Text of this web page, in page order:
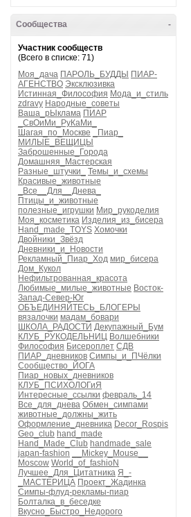
-
Сообщества
Участник сообществ
(Всего в списке: 71)
Моя_дача ПАРОЛЬ_БУДДЫ ПИАР-
АГЕНСТВО Эксклюзивка
Истинная_Философия Мода_и_стиль
zdravy Народные_советы
Ваша_рЫклама ПИАР
_СвОиМи_РуКаМи_
Шагая_по_Москве
_Пиар_
МИЛЫЕ_ВЕЩИЦЫ
Заброшенные_Города
Домашняя_Мастерская
Разные_штучки_
Темы_и_схемы
Красивые_животные
_Все__Для__Днева_
Птицы_и_животные
полезные_игрушки Мир_рукоделия
Моя_косметика Изделия_из_бисера
Hand_made_TOYS Хомочки
Двойники_Звёзд
Дневники_и_Новости
Рекламный_Пиар_Ход мир_бисера
Дом_Кукол
Нефильтрованная_красота
Любимые_милые_животные Восток-
Запад-Север-Юг
ОБЪЕДИНЯЙТЕСЬ_БЛОГЕРЫ
вязалочки мадам_бовари
ШКОЛА_РАДОСТИ Декупажный_Бум
КЛУБ_РУКОДЕЛЬНИЦ Волшебники
Философия Бисероплет СДВ
ПИАР_дневников Симпы_и_ПЧёлки
Сообщество_ЙОГА
Пиар_новых_дневников
КЛУБ_ПСИХОЛОГиЯ
Интересные_ссылки февраль_14
Все_для_днева Обмен_симпами
животные_должны_жить
Оформление_дневника Decor_Rospis
Geo_club hand_made
Hand_Made_Club handmade_sale
japan-fashion
__Mickey_Mouse__
Moscow World_of_fashioN
Лучшее_Для_Цитатника Я_-
_МАСТЕРИЦА Проект_Жадинка
Симпы-флуд-рекламы-пиар
Болталка_в_беседке
Вкусно_Быстро_Недорого